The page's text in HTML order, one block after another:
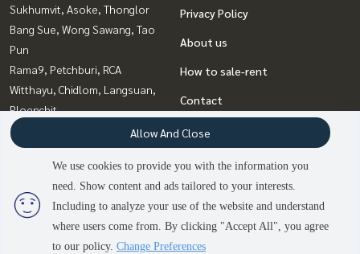
2 people are viewing
Contact us
Sukhumvit, Asoke, Thonglor
Bang Sue, Wong Sawang, Tao
Pun
Rama9, Petchburi, RCA
Witthayu, Chidlom, Langsuan,
Ploenchit
Chaengwatana, Muangthong
Ladprao, Central Ladprao
Bangna, Bearing, Lasalle
Rattanathibet, Sanambinna
Privacy Policy
About us
How to sale-rent
Contact
Power byLivinginsider.com
We use cookies to provide you with the information you
need. Show content and ads tailored to your interests.
Including to analyze your use of the website and understand
where users come from. By clicking "Accept All", you agree
to our policy. Change Preferences
Allow And Close